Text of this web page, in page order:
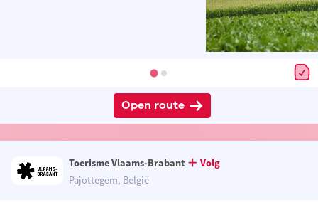
Open route
Toerisme Vlaams-Brabant
Volg
Pajottegem, België